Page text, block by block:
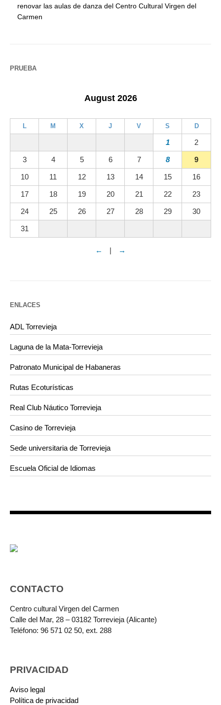
renovar las aulas de danza del Centro Cultural Virgen del
Carmen
PRUEBA
August 2026
L M X J V S D
1 2
3 4 5 6 7 8 9
10 11 12 13 14 15 16
17 18 19 20 21 22 23
24 25 26 27 28 29 30
31
← | →
ENLACES
ADL Torrevieja
Laguna de la Mata-Torrevieja
Patronato Municipal de Habaneras
Rutas Ecoturísticas
Real Club Náutico Torrevieja
Casino de Torrevieja
Sede universitaria de Torrevieja
Escuela Oficial de Idiomas
CONTACTO
Centro cultural Virgen del Carmen
Calle del Mar, 28 – 03182 Torrevieja (Alicante)
Teléfono: 96 571 02 50, ext. 288
PRIVACIDAD
Aviso legal
Política de privacidad